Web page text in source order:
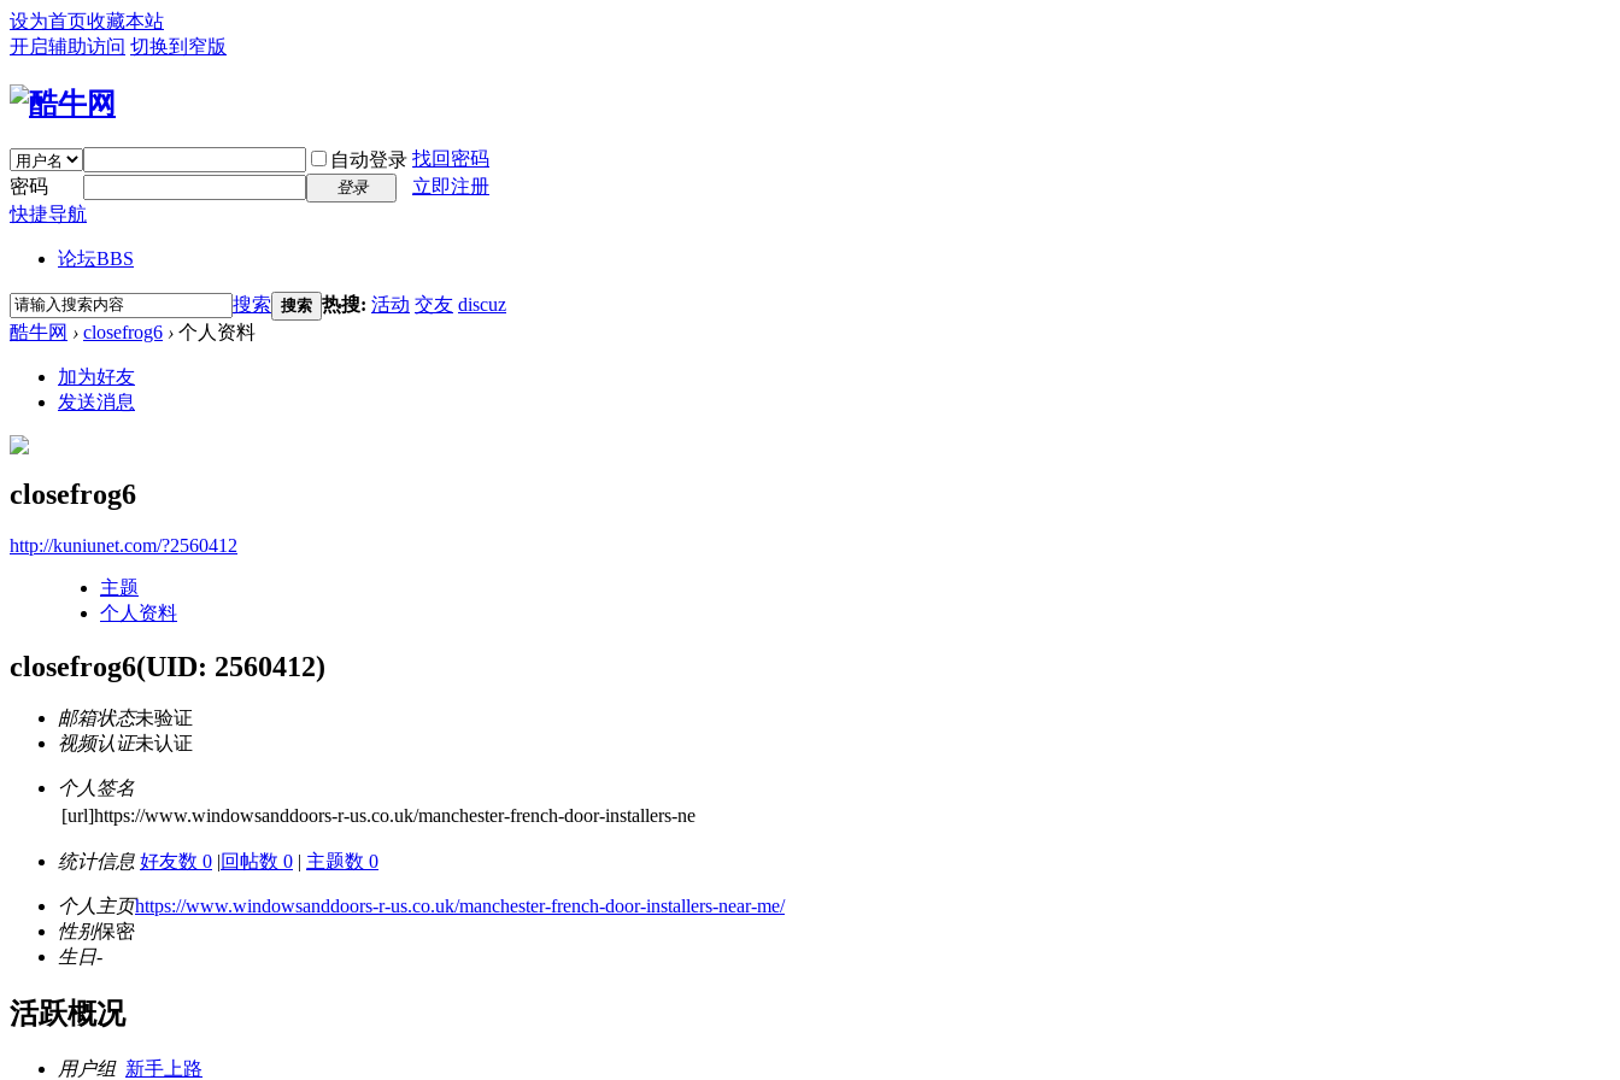
设为首页收藏本站
开启辅助访问 切换到窄版
自动登录 找回密码
密码
登录
立即注册
快捷导航
论坛BBS
搜索 搜索 热搜: 活动 交友 discuz
酷牛网 › closefrog6 › 个人资料
加为好友
发送消息
closefrog6
http://kuniunet.com/?2560412
主题
个人资料
closefrog6(UID: 2560412)
邮箱状态未验证
视频认证未认证
个人签名
[url]https://www.windowsanddoors-r-us.co.uk/manchester-french-door-installers-ne
统计信息 好友数 0 |回帖数 0 | 主题数 0
个人主页https://www.windowsanddoors-r-us.co.uk/manchester-french-door-installers-near-me/
性别保密
生日-
活跃概况
用户组 新手上路